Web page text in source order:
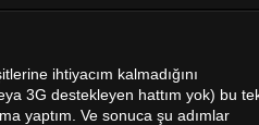
ihtiyacım kalmadığını
3G destekleyen hattım yok) bu
yaptım. Ve sonuca şu adımlar